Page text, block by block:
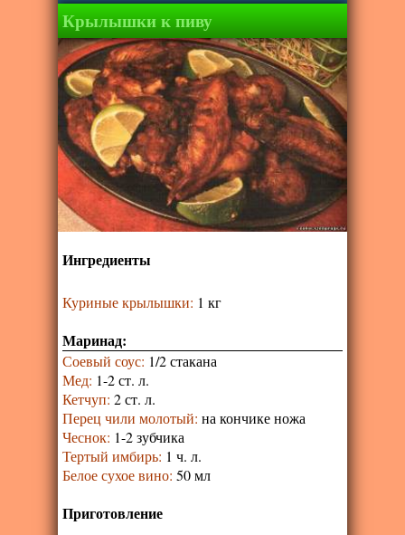
Крылышки к пиву
Ингредиенты
Куриные крылышки: 1 кг
Маринад:
Соевый соус: 1/2 стакана
Мед: 1-2 ст. л.
Кетчуп: 2 ст. л.
Перец чили молотый: на кончике ножа
Чеснок: 1-2 зубчика
Тертый имбирь: 1 ч. л.
Белое сухое вино: 50 мл
Приготовление